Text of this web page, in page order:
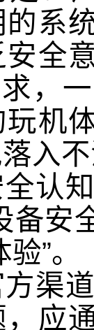
系
全
求，
机
入
认知
备安
”。
渠道
应